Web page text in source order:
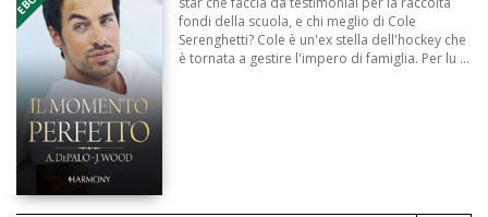
fondi della scuola, e chi meglio di Cole
Serenghetti? Cole è un'ex stella dell'hockey che
è tornata a gestire l'impero di famiglia. Per lu ...